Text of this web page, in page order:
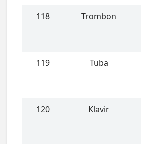
118 Trombon
119 Tuba
120 Klavir